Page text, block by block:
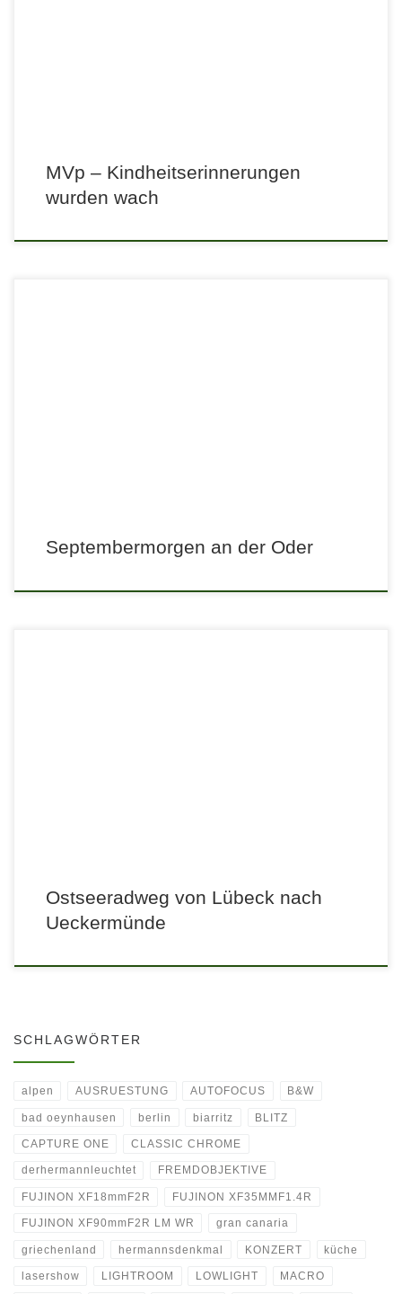
MVp – Kindheitserinnerungen
wurden wach
Septembermorgen an der Oder
Ostseeradweg von Lübeck nach
Ueckermünde
SCHLAGWÖRTER
alpen AUSRUESTUNG AUTOFOCUS B&W
bad oeynhausen berlin biarritz BLITZ
CAPTURE ONE CLASSIC CHROME
derhermannleuchtet FREMDOBJEKTIVE
FUJINON XF18mmF2R FUJINON XF35MMF1.4R
FUJINON XF90mmF2R LM WR gran canaria
griechenland hermannsdenkmal KONZERT küche
lasershow LIGHTROOM LOWLIGHT MACRO